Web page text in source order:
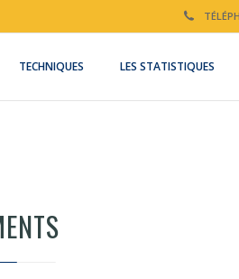
TECHNIQUES LES STATISTIQUES